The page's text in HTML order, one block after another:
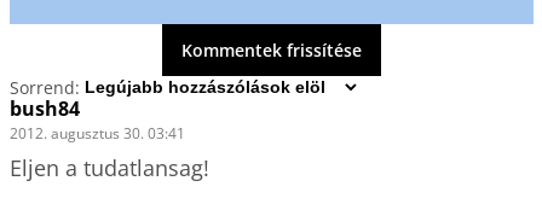
Kommentek frissítése
Sorrend:
bush84
2012. augusztus 30. 03:41
Eljen a tudatlansag!